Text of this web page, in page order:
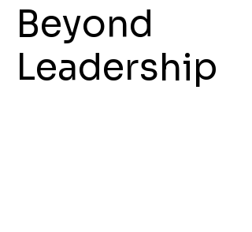
Beyond
Leadership